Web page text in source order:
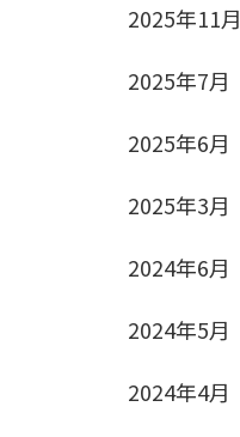
2025年11月
2025年7月
2025年6月
2025年3月
2024年6月
2024年5月
2024年4月